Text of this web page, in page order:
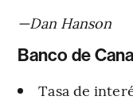
—Dan Hanson
Banco de
Tasa de